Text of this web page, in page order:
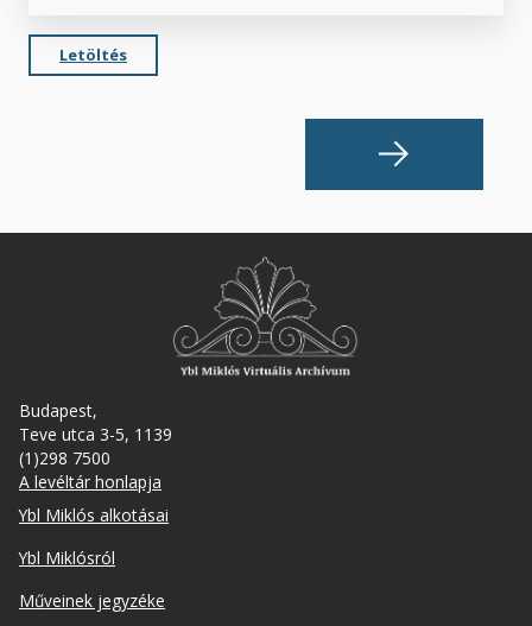
Letöltés
Budapest,
Teve utca 3-5, 1139
(1)298 7500
A levéltár honlapja
Footer
Ybl Miklós alkotásai
Ybl Miklósról
Műveinek jegyzéke